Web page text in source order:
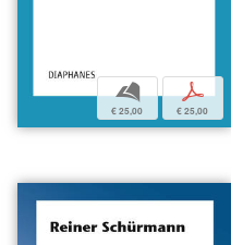
b
€ 25,00
p
€ 25,00